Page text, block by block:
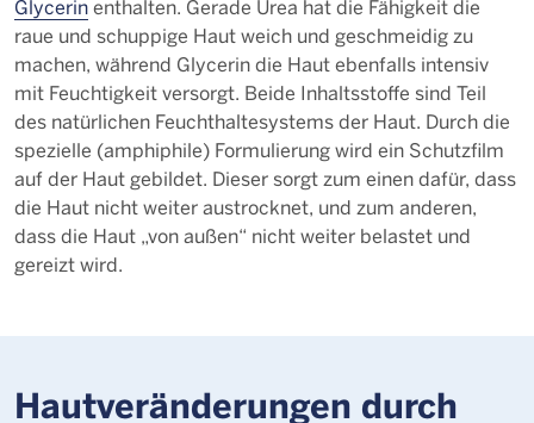
Glycerinenthalten. Gerade Urea hat die Fähigkeit die
raue und schuppige Haut weich und geschmeidig zu
machen, während Glycerin die Haut ebenfalls intensiv
mit Feuchtigkeit versorgt. Beide Inhaltsstoffe sind Teil
des natürlichen Feuchthaltesystems der Haut. Durch die
spezielle (amphiphile) Formulierung wird ein Schutzfilm
auf der Haut gebildet. Dieser sorgt zum einen dafür, dass
die Haut nicht weiter austrocknet, und zum anderen,
dass die Haut „von außen“ nicht weiter belastet und
gereizt wird.
Hautveränderungen durch